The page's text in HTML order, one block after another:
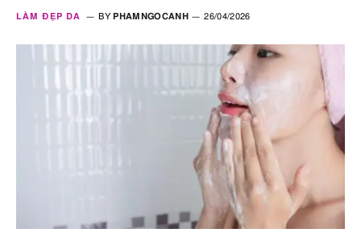
LÀM ĐẸP DA BY PHAMNGOCANH 26/04/2026